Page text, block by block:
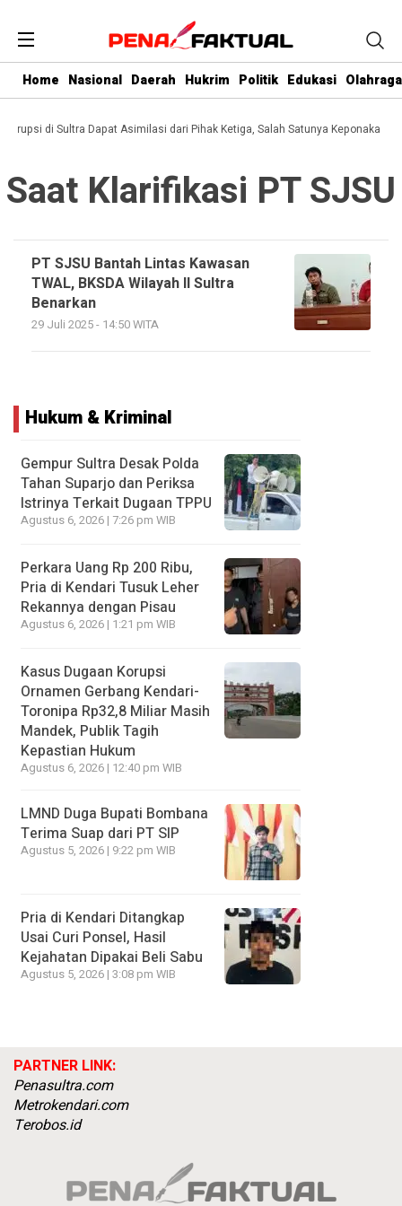
Home Nasional Daerah Hukrim Politik Edukasi Olahraga
di Sultra Dapat Asimilasi dari Pihak Ketiga, Salah Satunya Keponakan
Saat Klarifikasi PT SJSU
PT SJSU Bantah Lintas Kawasan
TWAL, BKSDA Wilayah II Sultra
Benarkan
29 Juli 2025 - 14:50 WITA
Hukum & Kriminal
Gempur Sultra Desak Polda
Tahan Suparjo dan Periksa
Istrinya Terkait Dugaan TPPU
Agustus 6, 2026 | 7:26 pm WIB
Perkara Uang Rp 200 Ribu,
Pria di Kendari Tusuk Leher
Rekannya dengan Pisau
Agustus 6, 2026 | 1:21 pm WIB
Kasus Dugaan Korupsi
Ornamen Gerbang Kendari-
Toronipa Rp32,8 Miliar Masih
Mandek, Publik Tagih
Kepastian Hukum
Agustus 6, 2026 | 12:40 pm WIB
LMND Duga Bupati Bombana
Terima Suap dari PT SIP
Agustus 5, 2026 | 9:22 pm WIB
Pria di Kendari Ditangkap
Usai Curi Ponsel, Hasil
Kejahatan Dipakai Beli Sabu
Agustus 5, 2026 | 3:08 pm WIB
PARTNER LINK:
Penasultra.com
Metrokendari.com
Terobos.id